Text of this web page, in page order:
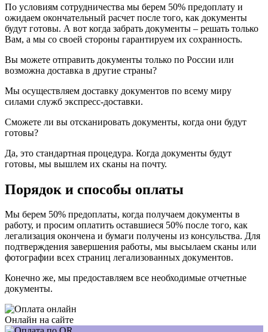
По условиям сотрудничества мы берем 50% предоплату и
ожидаем окончательный расчет после того, как документы
будут готовы. А вот когда забрать документы – решать только
Вам, а мы со своей стороны гарантируем их сохранность.
Вы можете отправить документы только по России или
возможна доставка в другие страны?
Мы осуществляем доставку документов по всему миру
силами служб экспресс-доставки.
Сможете ли вы отсканировать документы, когда они будут
готовы?
Да, это стандартная процедура. Когда документы будут
готовы, мы вышлем их сканы на почту.
Порядок и способы оплаты
Мы берем 50% предоплаты, когда получаем документы в
работу, и просим оплатить оставшиеся 50% после того, как
легализация окончена и бумаги получены из консульства. Для
подтверждения завершения работы, мы высылаем сканы или
фотографии всех страниц легализованных документов.
Конечно же, мы предоставляем все необходимые отчетные
документы.
Онлайн на сайте